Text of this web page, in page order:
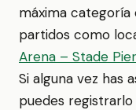
máxima categoría
partidos como
Arena – Stade
Si alguna vez has
puedes